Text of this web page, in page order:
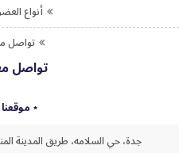
أنواع
تواصل
تواصل
جدة، حي السلامه، طريق المدينة